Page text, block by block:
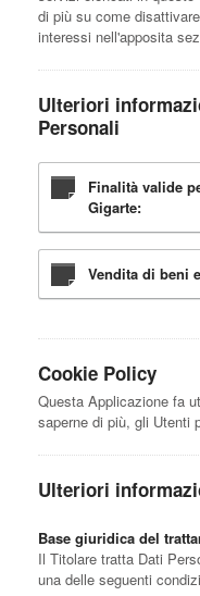
di più su come
interessi nell'apposita
Ulteriori
Personali
Finalità valide
Gigarte:
Vendita di beni
Cookie Policy
Questa Applicazione fa
saperne di più, gli Utenti
Ulteriori
Base giuridica del
Il Titolare tratta Dati
una delle seguenti